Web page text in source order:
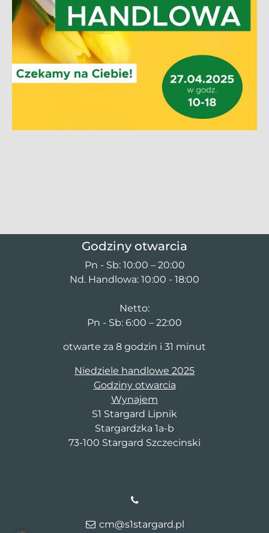
Godziny otwarcia
Pn - Sb: 10:00 – 20:00
Nd. Handlowa: 10:00 - 18:00
Netto:
Pn - Sb: 6:00 – 22:00
otwarte za 8 godzin i 31 minut
Niedziele handlowe 2025
Godziny otwarcia
Wynajem
S1 Stargard Lipnik
Stargardzka 1a-b
73-100 Stargard Szczecinski
cm@s1stargard.pl